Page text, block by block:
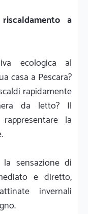
a
ecologica al
casa a Pescara?
rapidamente
da letto? Il
la
sensazione di
e diretto,
invernali